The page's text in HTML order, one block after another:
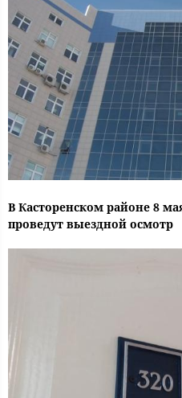
В Касторенском районе 8
проведут выездной осмотр